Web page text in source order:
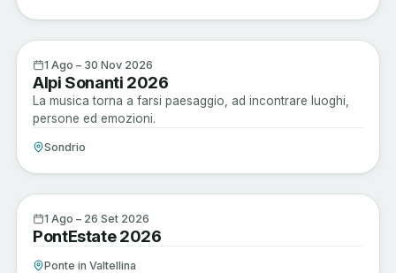
Musica e Spettacoli
1 Ago – 30 Nov 2026
Alpi Sonanti 2026
La musica torna a farsi paesaggio, ad incontrare luoghi,
persone ed emozioni.
Sondrio
Musica e Spettacoli
1 Ago – 26 Set 2026
PontEstate 2026
Ponte in Valtellina